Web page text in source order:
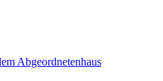
Abgeordnetenhaus